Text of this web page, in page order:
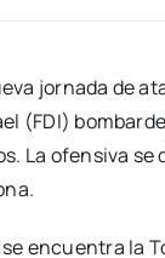
jornada de
(FDI)
La ofensiva
encuentra la